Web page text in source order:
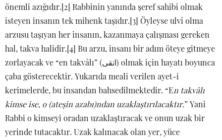
önemli azığıdır.[2] Rabbinin yanında şeref sahibi olmak
isteyen insanın tek mihenk taşıdır.[3] Öyleyse ulvî olma
arzusu taşıyan her insanın, kazanmaya çalışması gereken
hal, takva halidir.[4] Bu arzu, insanı bir adım öteye gitmeye
zorlayacak ve “en takvâlı” (اتقى) olmak için hayatı boyunca
çaba gösterecektir. Yukarıda meali verilen ayet-i
kerimelerde, bu insandan bahsedilmektedir. “En takvâlı
kimse ise, o (ateşin azabı)ndan uzaklaştırılacaktır.” Yani
Rabbi o kimseyi oradan uzaklaştıracak ve onun uzak bir
yerinde tutacaktır. Uzak kalınacak olan yer, yüce